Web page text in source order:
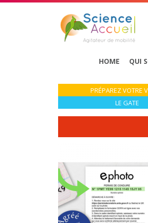
HOME QUI
PRÉPAREZ VOTRE
LE GATE